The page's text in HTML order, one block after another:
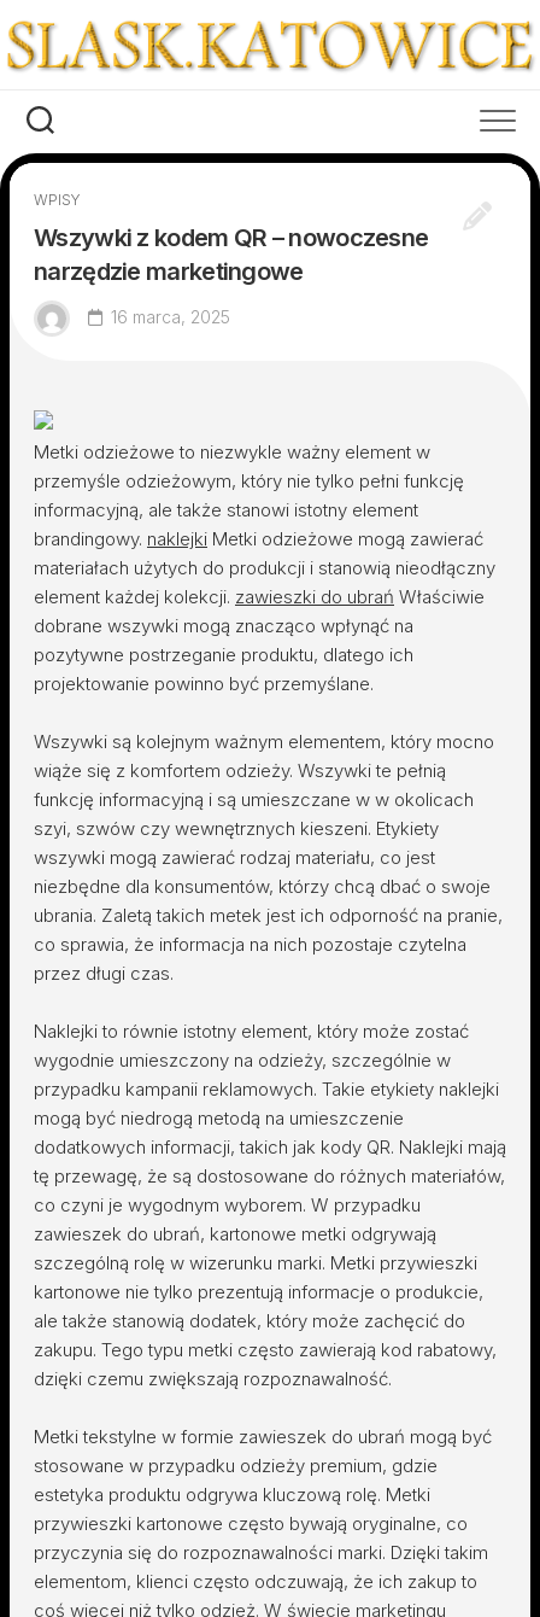
to
content
WPISY
Wszywki z kodem QR – nowoczesne
narzędzie marketingowe
16 marca, 2025
Metki odzieżowe to niezwykle ważny element w
przemyśle odzieżowym, który nie tylko pełni funkcję
informacyjną, ale także stanowi istotny element
brandingowy. naklejki Metki odzieżowe mogą zawierać
materiałach użytych do produkcji i stanowią nieodłączny
element każdej kolekcji. zawieszki do ubrań Właściwie
dobrane wszywki mogą znacząco wpłynąć na
pozytywne postrzeganie produktu, dlatego ich
projektowanie powinno być przemyślane.
Wszywki są kolejnym ważnym elementem, który mocno
wiąże się z komfortem odzieży. Wszywki te pełnią
funkcję informacyjną i są umieszczane w w okolicach
szyi, szwów czy wewnętrznych kieszeni. Etykiety
wszywki mogą zawierać rodzaj materiału, co jest
niezbędne dla konsumentów, którzy chcą dbać o swoje
ubrania. Zaletą takich metek jest ich odporność na pranie,
co sprawia, że informacja na nich pozostaje czytelna
przez długi czas.
Naklejki to równie istotny element, który może zostać
wygodnie umieszczony na odzieży, szczególnie w
przypadku kampanii reklamowych. Takie etykiety naklejki
mogą być niedrogą metodą na umieszczenie
dodatkowych informacji, takich jak kody QR. Naklejki mają
tę przewagę, że są dostosowane do różnych materiałów,
co czyni je wygodnym wyborem. W przypadku
zawieszek do ubrań, kartonowe metki odgrywają
szczególną rolę w wizerunku marki. Metki przywieszki
kartonowe nie tylko prezentują informacje o produkcie,
ale także stanowią dodatek, który może zachęcić do
zakupu. Tego typu metki często zawierają kod rabatowy,
dzięki czemu zwiększają rozpoznawalność.
Metki tekstylne w formie zawieszek do ubrań mogą być
stosowane w przypadku odzieży premium, gdzie
estetyka produktu odgrywa kluczową rolę. Metki
przywieszki kartonowe często bywają oryginalne, co
przyczynia się do rozpoznawalności marki. Dzięki takim
elementom, klienci często odczuwają, że ich zakup to
coś więcej niż tylko odzież. W świecie marketingu